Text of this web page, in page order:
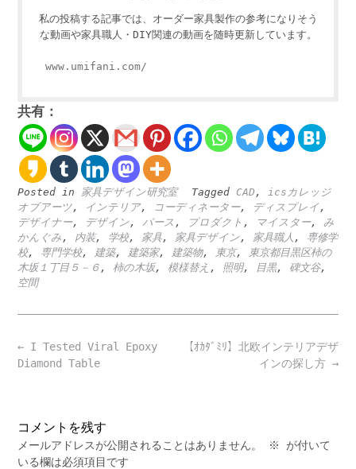
私の投稿する記事では、オーダー家具製作の参考になりそう
な動画や家具職人・DIY関連の動画を随時更新しています。
www.umifani.com/
共有：
Posted in 家具デザイン研究室 Tagged CAD ,
icsカレッジ
オブアーツ, インテリア, コーディネーター, ディスプレイ ,
デザイナー, デザイン, パース , プロダクト , マイスター, み
かんぐみ , 内装, 学校, 家具, 家具デザイン, 家具職人 , 専修学
校, 専門学校, 建築, 建築家, 建築物, 東京,
東京都目黒区柿の
木坂１丁目５－６ , 柿の木坂, 模様替え , 照明, 目黒, 碑文谷,
空間
Post
navigation
【ｵｶﾀﾞﾐﾘ】北欧インテリアデザ
インの探し方 →
← I Tested Viral Epoxy
Diamond Table
コメントを残す
メールアドレスが公開されることはありません。 ※
が付いて
いる欄は必須項目です